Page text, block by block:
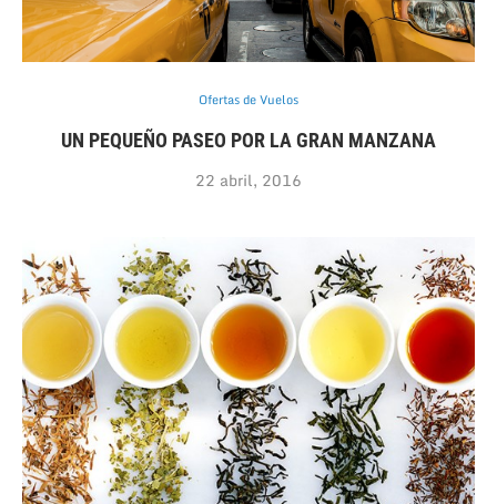
Ofertas de Vuelos
UN PEQUEÑO PASEO POR LA GRAN MANZANA
22 abril, 2016